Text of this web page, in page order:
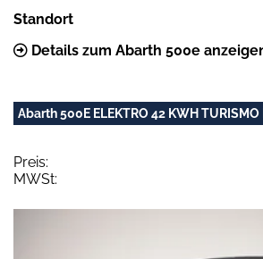
Standort
Details zum Abarth 500e
Abarth 500E ELEKTRO 42 KWH TURISMO
Preis:
MWSt: